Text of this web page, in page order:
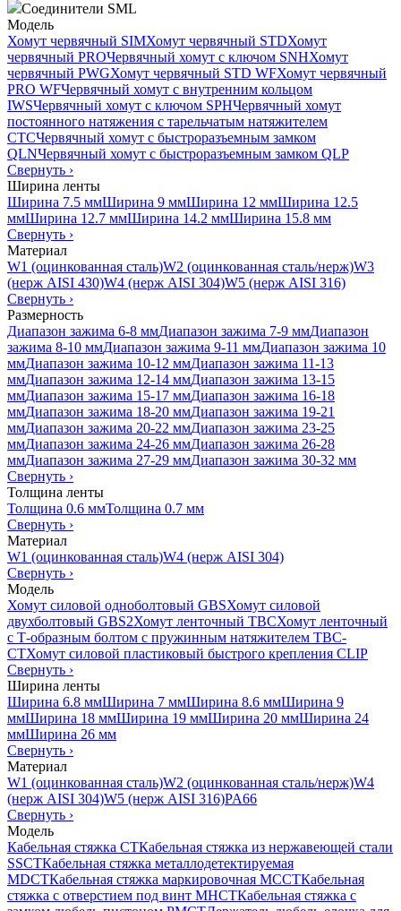
Соединители SML
Модель
Хомут червячный SIMХомут червячный STDХомут
червячный PROЧервячный хомут с ключом SNHХомут
червячный PWGХомут червячный STD WFХомут червячный
PRO WFЧервячный хомут с внутренним кольцом
IWSЧервячный хомут с ключом SPHЧервячный хомут
постоянного натяжения с тарельчатым натяжителем
CTCЧервячный хомут с быстроразъемным замком
QLNЧервячный хомут с быстроразъемным замком QLP
Свернуть ›
Ширина ленты
Ширина 7.5 ммШирина 9 ммШирина 12 ммШирина 12.5
ммШирина 12.7 ммШирина 14.2 ммШирина 15.8 мм
Свернуть ›
Материал
W1 (оцинкованная сталь)W2 (оцинкованная сталь/нерж)W3
(нерж AISI 430)W4 (нерж AISI 304)W5 (нерж AISI 316)
Свернуть ›
Размерность
Диапазон зажима 6-8 ммДиапазон зажима 7-9 ммДиапазон
зажима 8-10 ммДиапазон зажима 9-11 ммДиапазон зажима 10
ммДиапазон зажима 10-12 ммДиапазон зажима 11-13
ммДиапазон зажима 12-14 ммДиапазон зажима 13-15
ммДиапазон зажима 15-17 ммДиапазон зажима 16-18
ммДиапазон зажима 18-20 ммДиапазон зажима 19-21
ммДиапазон зажима 20-22 ммДиапазон зажима 23-25
ммДиапазон зажима 24-26 ммДиапазон зажима 26-28
ммДиапазон зажима 27-29 ммДиапазон зажима 30-32 мм
Свернуть ›
Толщина ленты
Толщина 0.6 ммТолщина 0.7 мм
Свернуть ›
Материал
W1 (оцинкованная сталь)W4 (нерж AISI 304)
Свернуть ›
Модель
Хомут силовой одноболтовый GBSХомут силовой
двухболтовый GBS2Хомут ленточный TBCХомут ленточный
с Т-образным болтом с пружинным натяжителем TBC-
CTХомут силовой пластиковый быстрого крепления CLIP
Свернуть ›
Ширина ленты
Ширина 6.8 ммШирина 7 ммШирина 8.6 ммШирина 9
ммШирина 18 ммШирина 19 ммШирина 20 ммШирина 24
ммШирина 26 мм
Свернуть ›
Материал
W1 (оцинкованная сталь)W2 (оцинкованная сталь/нерж)W4
(нерж AISI 304)W5 (нерж AISI 316)PA66
Свернуть ›
Модель
Кабельная стяжка CTКабельная стяжка из нержавеющей стали
SSCTКабельная стяжка металлодетектируемая
MDCTКабельная стяжка маркировочная MCCTКабельная
стяжка с отверстием под винт MHCTКабельная стяжка с